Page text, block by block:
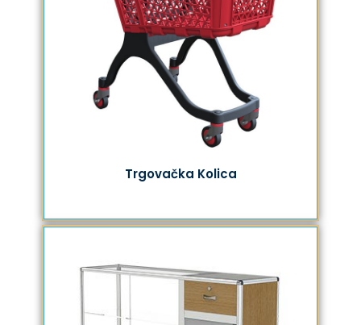
Trgovačka Kolica